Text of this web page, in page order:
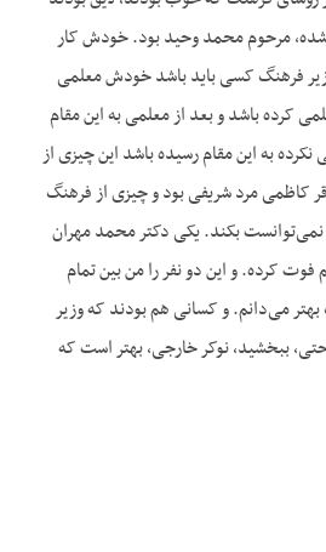
مرحوم محمد وحید بود. خودش کار
فرهنگ کسی باید باشد خودش معلمی
کرده باشد و بعد از معلمی به این مقام
به این مقام رسیده باشد این چیزی از
کاظمی مرد شریفی بود و چیزی از فرهنگ
نمی‌توانست بکند. یکی دکتر محمد مهران
کرده. و این دو نفر را من بین تمام
می‌دانم. و کسانی هم بودند که وزیر
ببخشید، نوکر خارجی، بهتر است که